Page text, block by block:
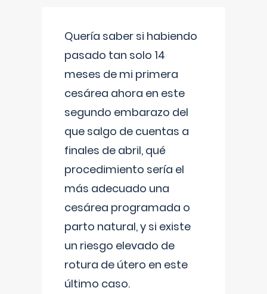
Quería saber si habiendo
pasado tan solo 14
meses de mi primera
cesárea ahora en este
segundo embarazo del
que salgo de cuentas a
finales de abril, qué
procedimiento sería el
más adecuado una
cesárea programada o
parto natural, y si existe
un riesgo elevado de
rotura de útero en este
último caso.